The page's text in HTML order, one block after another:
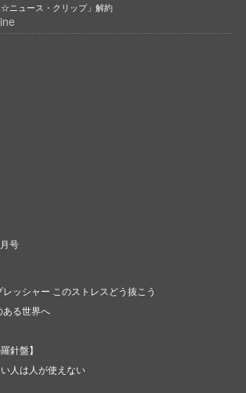
ニュース・クリップ」解約
号
ッシャー このストレスどう抜こう
る世界へ
針盤】
人は人が使えない